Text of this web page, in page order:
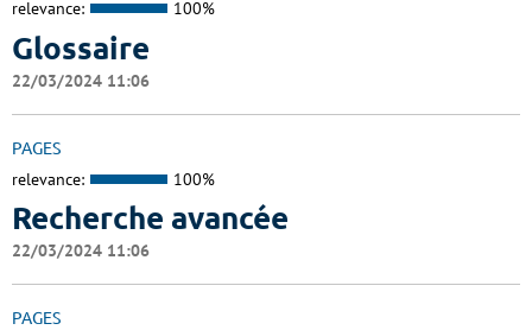
relevance: 100%
Glossaire
22/03/2024 11:06
PAGES
relevance: 100%
Recherche avancée
22/03/2024 11:06
PAGES